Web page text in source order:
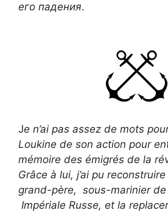
его падения.
Je n’ai pas assez de mots
Loukine de son action pour
mémoire des émigrés de la
Grâce à lui, j’ai pu
grand-père, sous-marinier de
Impériale Russe, et la